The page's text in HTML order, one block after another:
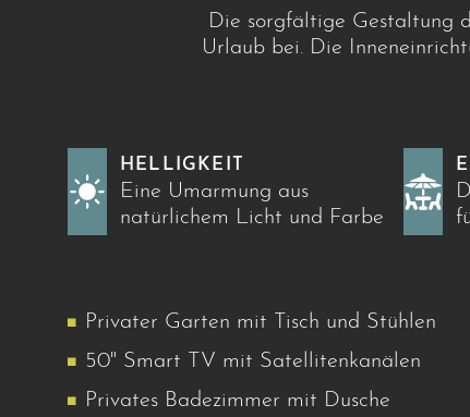
Die sorgfältige Gestaltung
Urlaub bei. Die
HELLIGKEIT
Eine Umarmung aus
natürlichem Licht und Farbe
Privater Garten mit Tisch und Stühlen
50" Smart TV mit Satellitenkanälen
Privates Badezimmer mit Dusche